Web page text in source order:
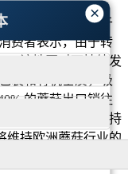
×
，主要生产商位于
费者表示，由于转
。该地区对可持续发
装和有机基质，吸
的蘑菇出口销往
地位。政府支持可持
维持欧洲蘑菇行业的